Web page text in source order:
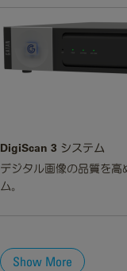
DigiScan 3 システム
デジタル画像の品質を
ム。
Show More